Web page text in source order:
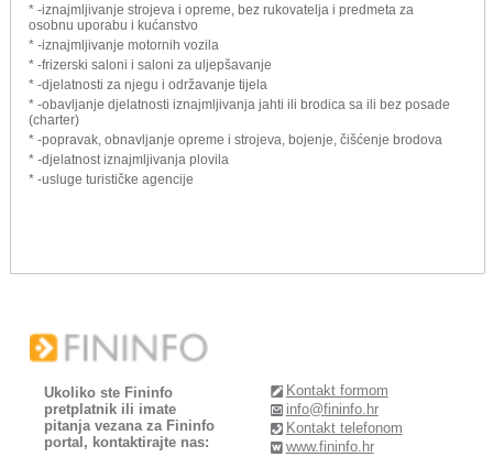
* -iznajmljivanje strojeva i opreme, bez rukovatelja i predmeta za
osobnu uporabu i kućanstvo
* -iznajmljivanje motornih vozila
* -frizerski saloni i saloni za uljepšavanje
* -djelatnosti za njegu i održavanje tijela
* -obavljanje djelatnosti iznajmljivanja jahti ili brodica sa ili bez posade
(charter)
* -popravak, obnavljanje opreme i strojeva, bojenje, čišćenje brodova
* -djelatnost iznajmljivanja plovila
* -usluge turističke agencije
Ukoliko ste Fininfo
pretplatnik ili imate
pitanja vezana za Fininfo
portal, kontaktirajte nas:
Kontakt formom
info@fininfo.hr
Kontakt telefonom
www.fininfo.hr